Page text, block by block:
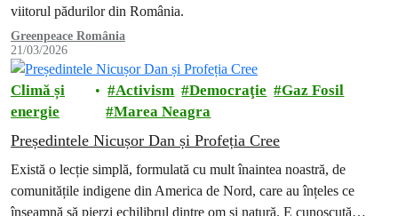
viitorul pădurilor din România.
Greenpeace România
21/03/2026
Climă și
energie
Activism Democraţie
Gaz Fosil
Marea Neagra
Președintele Nicușor Dan și Profeția Cree
Există o lecție simplă, formulată cu mult înaintea noastră, de
comunitățile indigene din America de Nord, care au înțeles ce
înseamnă să pierzi echilibrul dintre om și natură. E cunoscută…